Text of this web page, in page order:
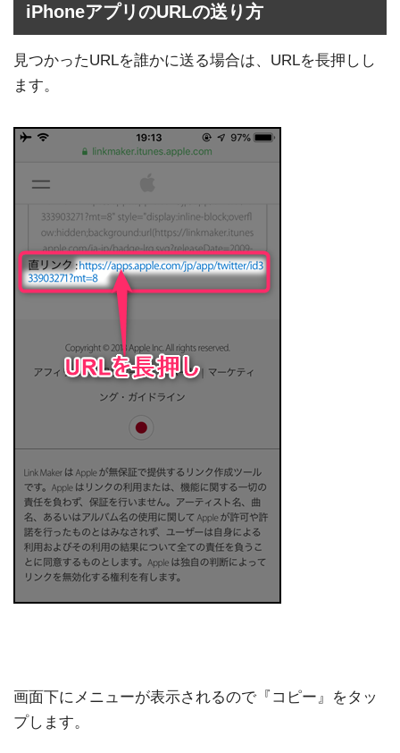
iPhoneアプリのURLの送り方
見つかったURLを誰かに送る場合は、URLを長押しし
ます。
画面下にメニューが表示されるので『コピー』をタッ
プします。